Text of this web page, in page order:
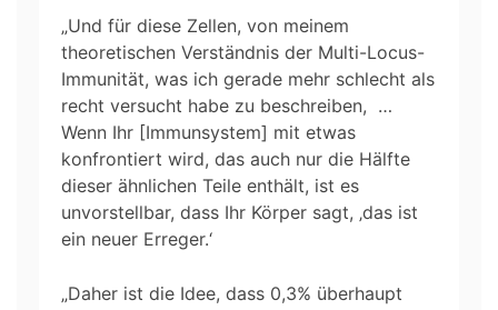
„Und für diese Zellen, von meinem
theoretischen Verständnis der Multi-Locus-
Immunität, was ich gerade mehr schlecht als
recht versucht habe zu beschreiben, …
Wenn Ihr [Immunsystem] mit etwas
konfrontiert wird, das auch nur die Hälfte
dieser ähnlichen Teile enthält, ist es
unvorstellbar, dass Ihr Körper sagt, ‚das ist
ein neuer Erreger.‘
„Daher ist die Idee, dass 0,3% überhaupt